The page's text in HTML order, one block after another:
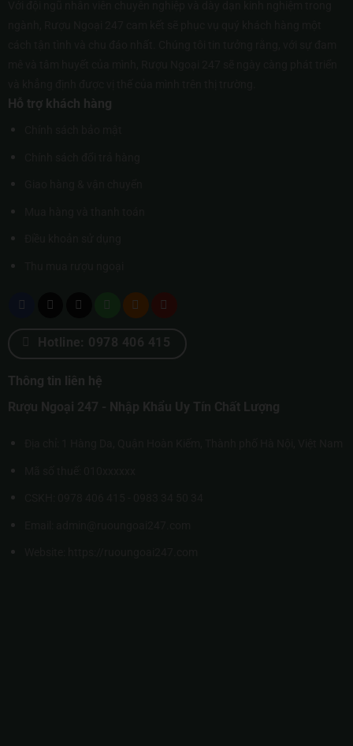
Hỗ trợ khách hàng
Hotline: 0978 406 415
Thông tin liên hệ
Rượu Ngoại 247 - Nhập Khẩu Uy Tín Chất Lượng